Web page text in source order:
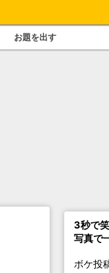
お題を出す
3秒で
写真で
ボケ投